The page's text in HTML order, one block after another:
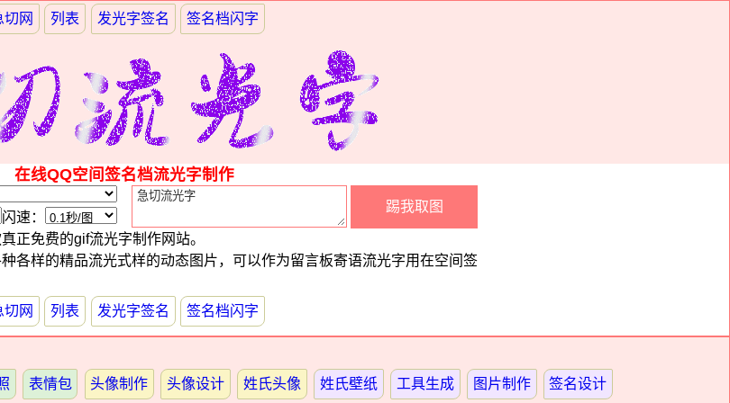
切网 列表 发光字签名 签名档闪字
在线QQ空间签名档流光字制作
闪速：
正免费的gif流光字制作网站。
各样的精品流光式样的动态图片，可以作为留言板寄语流光字用在空间签
切网
列表 发光字签名 签名档闪字
表情包 头像制作 头像设计 姓氏头像 姓氏壁纸 工具生成 图片制作 签名设计